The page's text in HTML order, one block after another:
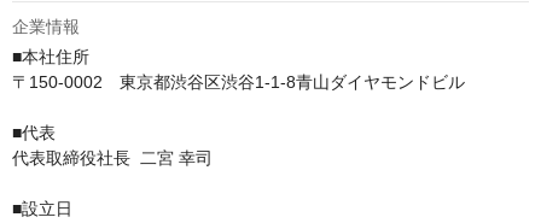
企業情報
■本社住所
〒150-0002　東京都渋谷区渋谷1-1-8青山ダイヤモンドビル
■代表
代表取締役社長  二宮 幸司
■設立日